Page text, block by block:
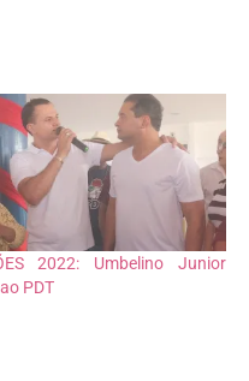
2022: Umbelino Junior
PDT